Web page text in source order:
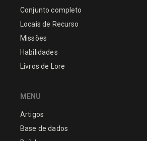
Conjunto completo
Locais de Recurso
Missões
Habilidades
Livros de Lore
MENU
Artigos
Base de dados